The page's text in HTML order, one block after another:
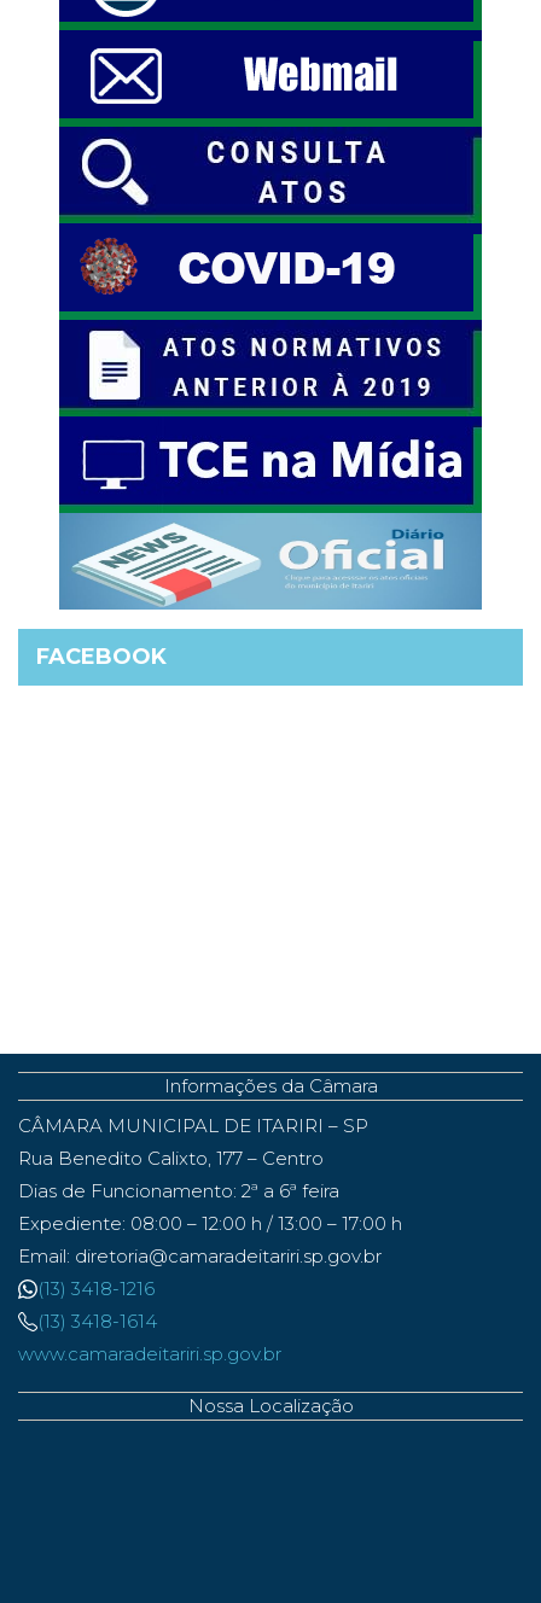
FACEBOOK
Informações da Câmara
CÂMARA MUNICIPAL DE ITARIRI – SP
Rua Benedito Calixto, 177 – Centro
Dias de Funcionamento: 2ª a 6ª feira
Expediente: 08:00 – 12:00 h / 13:00 – 17:00 h
Email: diretoria@camaradeitariri.sp.gov.br
(13) 3418-1216
(13) 3418-1614
www.camaradeitariri.sp.gov.br
Nossa Localização